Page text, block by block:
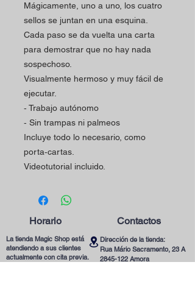
Mágicamente, uno a uno, los cuatro
sellos se juntan en una esquina.
Cada paso se da vuelta una carta
para demostrar que no hay nada
sospechoso.
Visualmente hermoso y muy fácil de
ejecutar.
‑ Trabajo autónomo
‑ Sin trampas ni palmeos
Incluye todo lo necesario, como
porta‑cartas.
Videotutorial incluido.
Horario
La tienda Magic Shop está
atendiendo a sus clientes
actualmente con cita previa.
Contactos
Dirección de la tienda:
Rua Mário Sacramento, 23 A
2845-122 Amora